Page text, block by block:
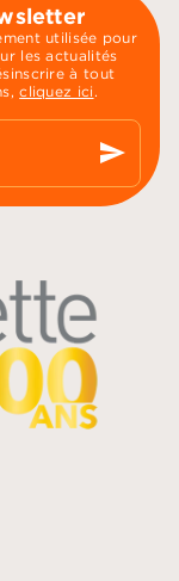
utilisée pour
les actualités
à tout
cliquez ici .
send